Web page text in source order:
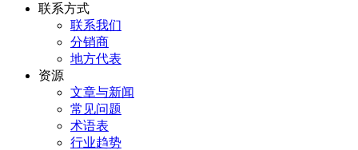
联系方式
联系我们
分销商
地方代表
资源
文章与新闻
常见问题
术语表
行业趋势